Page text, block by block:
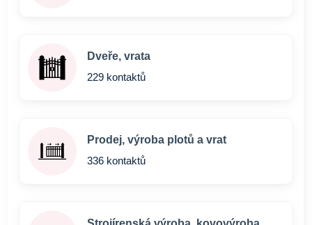
Dveře, vrata
229 kontaktů
Prodej, výroba plotů a vrat
336 kontaktů